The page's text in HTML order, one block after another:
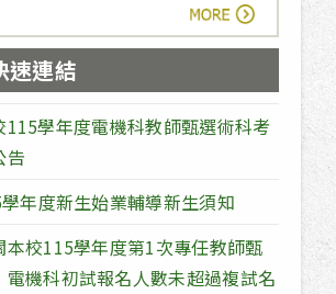
速連結
115學年度電機科教師甄選術科考
告
年度新生始業輔導新生須知
本校115學年度第1次專任教師甄
電機科初試報名人數未超過複試名